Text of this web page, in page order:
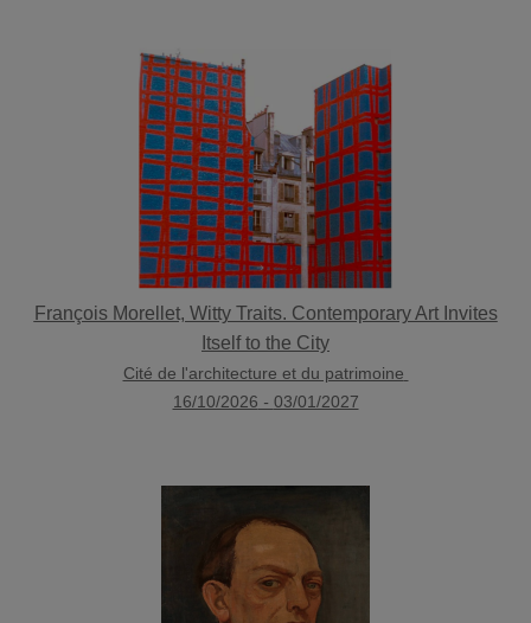
François Morellet, Witty Traits. Contemporary Art Invites
Itself to the City
Cité de l'architecture et du patrimoine
16/10/2026 - 03/01/2027